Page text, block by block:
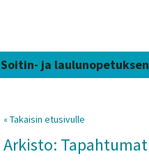
Soitin- ja
« Takaisin etusivulle
Arkisto: Tapahtumat